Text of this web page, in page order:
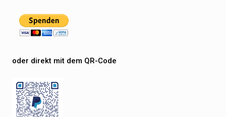
oder direkt mit dem QR-Code